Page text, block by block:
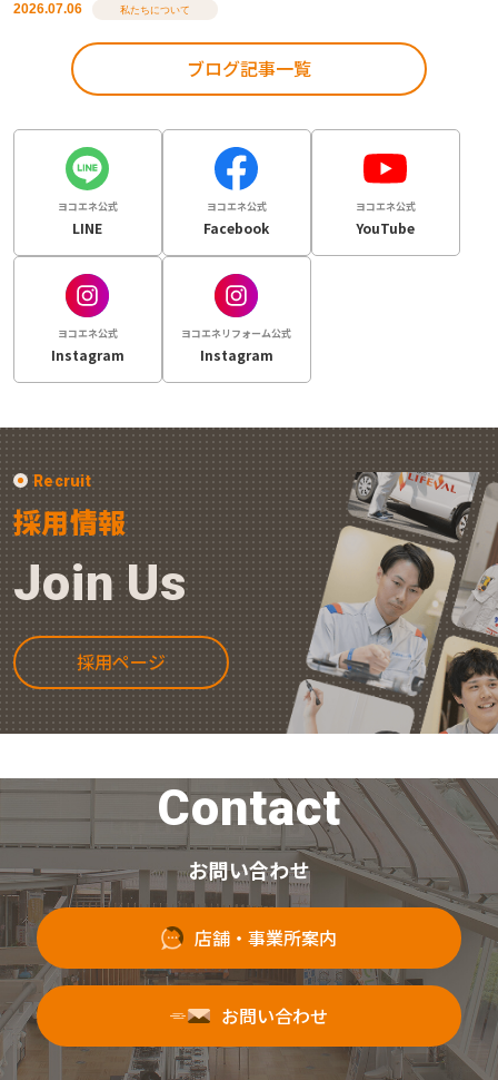
2026.07.06 私たちについて
ブログ記事一覧
ヨコエネ公式
LINE
ヨコエネ公式
Facebook
ヨコエネ公式
YouTube
ヨコエネ公式
Instagram
ヨコエネリフォーム公式
Instagram
Recruit
採用情報
Join Us
採用ページ
Contact
お問い合わせ
店舗・事業所案内
お問い合わせ